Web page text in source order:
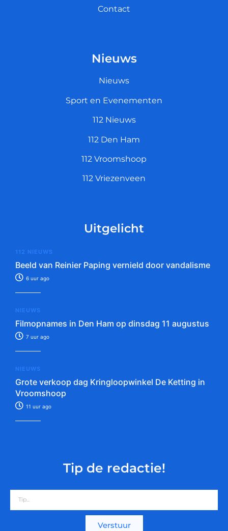
Contact
Nieuws
Nieuws
Sport en Evenementen
112 Nieuws
112 Den Ham
112 Vroomshoop
112 Vriezenveen
Uitgelicht
112 NIEUWS
Beeld van Reinier Paping vernield door vandalisme
6 uur ago
NIEUWS
Filmopnames in Den Ham op dinsdag 11 augustus
7 uur ago
NIEUWS
Grote verkoop dag Kringloopwinkel De Ketting in
Vroomshoop
11 uur ago
Tip de redactie!
Verstuur